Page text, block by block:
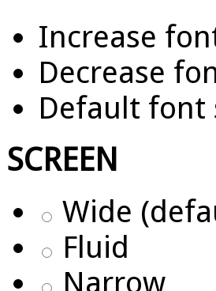
Increase
Decrease
Default font
SCREEN
Wide
Fluid
Narrow